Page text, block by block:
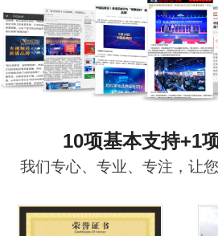
10项基本支持+1
我们专心、专业、专注，让